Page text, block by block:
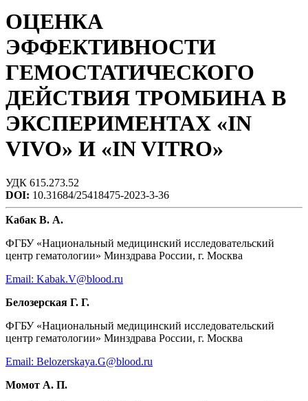
ОЦЕНКА
ЭФФЕКТИВНОСТИ
ГЕМОСТАТИЧЕСКОГО
ДЕЙСТВИЯ ТРОМБИНА В
ЭКСПЕРИМЕНТАХ «IN
VIVO» И «IN VITRO»
УДК 615.273.52
DOI: 10.31684/25418475-2023-3-36
Кабак В. А.
ФГБУ «Национальный медицинский исследовательский
центр гематологии» Минздрава России, г. Москва
Email: Kabak.V@blood.ru
Белозерская Г. Г.
ФГБУ «Национальный медицинский исследовательский
центр гематологии» Минздрава России, г. Москва
Email: Belozerskaya.G@blood.ru
Момот А. П.